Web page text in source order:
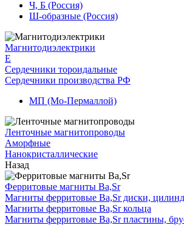
Ч, Б (Россия)
Ш-образные (Россия)
Магнитодиэлектрики
E
Сердечники тороидальные
Сердечники производства РФ
МП (Мо-Пермаллой)
Ленточные магнитопроводы
Аморфные
Нанокристаллические
Назад
Ферритовые магниты Ba,Sr
Магниты ферритовые Ba,Sr диски,
Магниты ферритовые Ba,Sr кольца
Магниты ферритовые Ba,Sr пластины,